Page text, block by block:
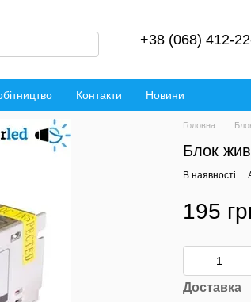
+38 (068) 412-
Контакти Новини
Головна
Блок
В наявності
195
Доставка